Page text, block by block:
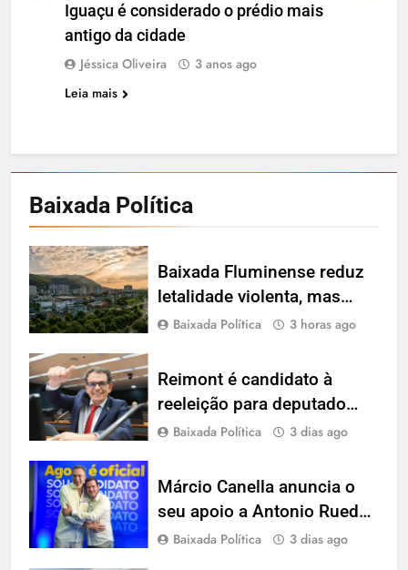
Iguaçu é considerado o prédio mais
antigo da cidade
Jéssica Oliveira
3 anos ago
Leia mais
Baixada Política
Baixada Fluminense reduz
letalidade violenta, mas
ainda registra mais de mil
Firjan
Baixada Política 3 horas ago
Reimont é candidato à
reeleição para deputado
federal pelo PT do Rio de
Baixada Política 3 dias ago
Márcio Canella anuncia o
seu apoio a Antonio Rueda
para deputado federal
Baixada Política 3 dias ago